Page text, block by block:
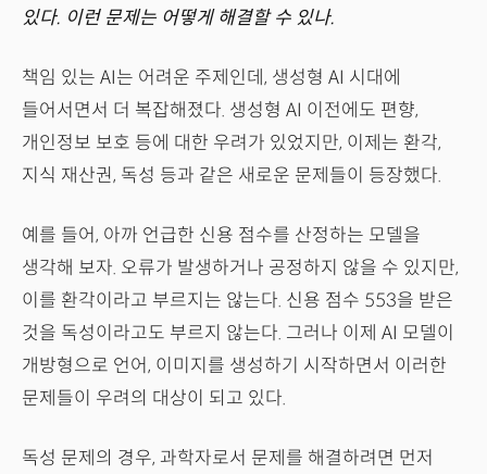
있다. 이런 문제는 어떻게 해결할 수 있나.
책임 있는 AI는 어려운 주제인데, 생성형 AI 시대에
들어서면서 더 복잡해졌다. 생성형 AI 이전에도 편향,
개인정보 보호 등에 대한 우려가 있었지만, 이제는 환각,
지식 재산권, 독성 등과 같은 새로운 문제들이 등장했다.
예를 들어, 아까 언급한 신용 점수를 산정하는 모델을
생각해 보자. 오류가 발생하거나 공정하지 않을 수 있지만,
이를 환각이라고 부르지는 않는다. 신용 점수 553을 받은
것을 독성이라고도 부르지 않는다. 그러나 이제 AI 모델이
개방형으로 언어, 이미지를 생성하기 시작하면서 이러한
문제들이 우려의 대상이 되고 있다.
독성 문제의 경우, 과학자로서 문제를 해결하려면 먼저